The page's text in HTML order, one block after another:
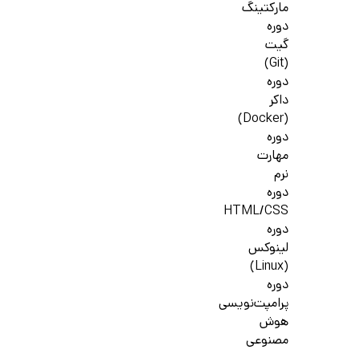
مارکتینگ
دوره
گیت
(Git)
دوره
داکر
(Docker)
دوره
مهارت
نرم
دوره
HTML/CSS
دوره
لینوکس
(Linux)
دوره
پرامپت‌نویسی
هوش
مصنوعی